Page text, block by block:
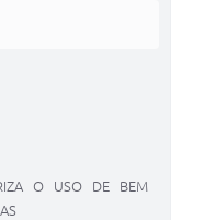
O USO DE BEM